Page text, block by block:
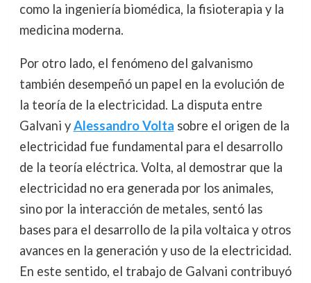
como la ingeniería biomédica, la fisioterapia y la
medicina moderna.
Por otro lado, el fenómeno del galvanismo
también desempeñó un papel en la evolución de
la teoría de la electricidad. La disputa entre
Galvani yAlessandro Volta sobre el origen de la
electricidad fue fundamental para el desarrollo
de la teoría eléctrica. Volta, al demostrar que la
electricidad no era generada por los animales,
sino por la interacción de metales, sentó las
bases para el desarrollo de la pila voltaica y otros
avances en la generación y uso de la electricidad.
En este sentido, el trabajo de Galvani contribuyó